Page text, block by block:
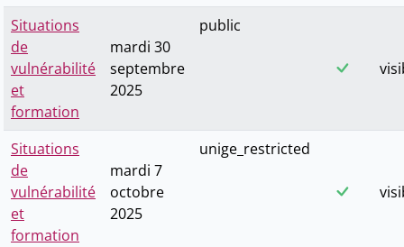
Situations
de
vulnérabilité
et
formation
mardi 30
septembre
2025
public
Situations
de
vulnérabilité
et
formation
mardi 7
octobre
2025
unige_restricted